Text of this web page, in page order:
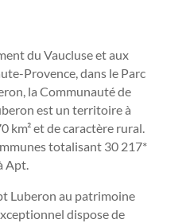
du Vaucluse et aux
Provence, dans le Parc
la Communauté de
est un territoire à
km² et de caractère rural.
totalisant 30 217*
Apt.
Luberon au patrimoine
dispose de